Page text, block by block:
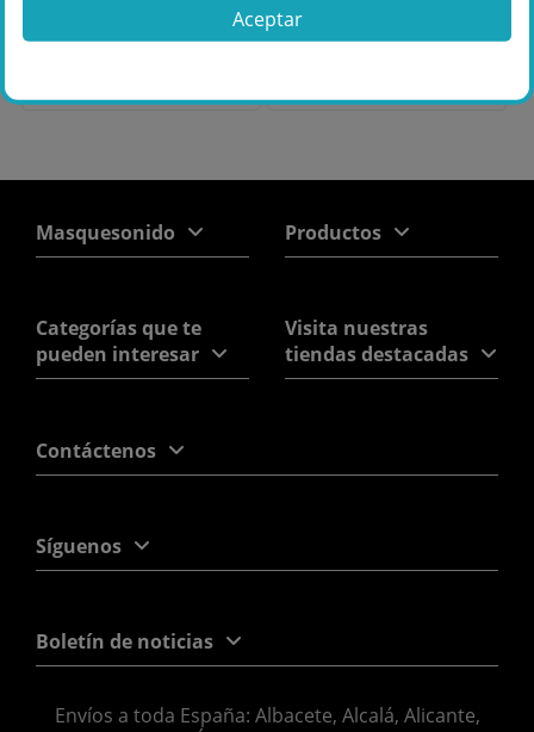
69,95 € 136,00 €
Masquesonido Productos
Categorías que te
pueden interesar
Visita nuestras
tiendas destacadas
Contáctenos
Síguenos
Boletín de noticias
Envíos a toda España: Albacete, Alcalá, Alicante,
Aceptar